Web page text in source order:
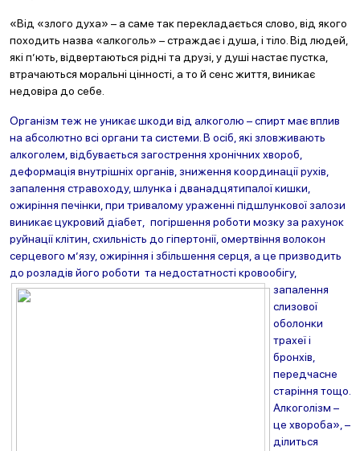
«Від «злого духа» – а саме так перекладається слово, від якого
походить назва «алкоголь» – страждає і душа, і тіло. Від людей,
які п’ють, відвертаються рідні та друзі, у душі настає пустка,
втрачаються моральні цінності, а то й сенс життя, виникає
недовіра до себе.
Організм теж не уникає шкоди від алкоголю – спирт має вплив
на абсолютно всі органи та системи. В осіб, які зловживають
алкоголем, відбувається загострення хронічних хвороб,
деформація внутрішніх органів, зниження координації рухів,
запалення стравоходу, шлунка і дванадцятипалої кишки,
ожиріння печінки, при тривалому ураженні підшлункової залози
виникає цукровий діабет, погіршення роботи мозку за рахунок
руйнації клітин, схильність до гіпертонії, омертвіння волокон
серцевого м’язу, ожиріння і збільшення серця, а це призводить
до розладів його роботи та недостатності кровообігу,
запалення
слизової
оболонки
трахеї і
бронхів,
передчасне
старіння тощо.
Алкоголізм –
це хвороба», –
ділиться